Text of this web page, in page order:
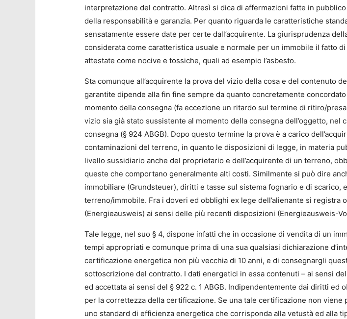
interpretazione del contratto. Altresì si dica di affermazioni fatte in
della responsabilità e garanzia. Per quanto riguarda le caratteristiche
sensatamente essere date per certe dall’acquirente. La giurisprudenza
considerata come caratteristica usuale e normale per un immobile il fatto
attestate come nocive e tossiche, quali ad esempio l’asbesto.
Sta comunque all’acquirente la prova del vizio della cosa e del contenuto
garantite dipende alla fin fine sempre da quanto concretamente
momento della consegna (fa eccezione un ritardo sul termine di ritiro/
vizio sia già stato sussistente al momento della consegna dell’oggetto,
consegna (§ 924 ABGB). Dopo questo termine la prova è a carico
contaminazioni del terreno, in quanto le disposizioni di legge, in materia
livello sussidiario anche del proprietario e dell’acquirente di un terreno,
queste che comportano generalmente alti costi. Similmente si può dire
immobiliare (Grundsteuer), diritti e tasse sul sistema fognario e di
terreno/immobile. Fra i doveri ed obblighi ex lege dell’alienante si
(Energieausweis) ai sensi delle più recenti disposizioni (Energieausweis-
Tale legge, nel suo § 4, dispone infatti che in occasione di vendita di un
tempi appropriati e comunque prima di una sua qualsiasi dichiarazione
certificazione energetica non più vecchia di 10 anni, e di consegnargli
sottoscrizione del contratto. I dati energetici in essa contenuti – ai sensi
ed accettata ai sensi del § 922 c. 1 ABGB. Indipendentemente dai diritti
per la correttezza della certificazione. Se una tale certificazione non
uno standard di efficienza energetica che corrisponda alla vetustà ed alla